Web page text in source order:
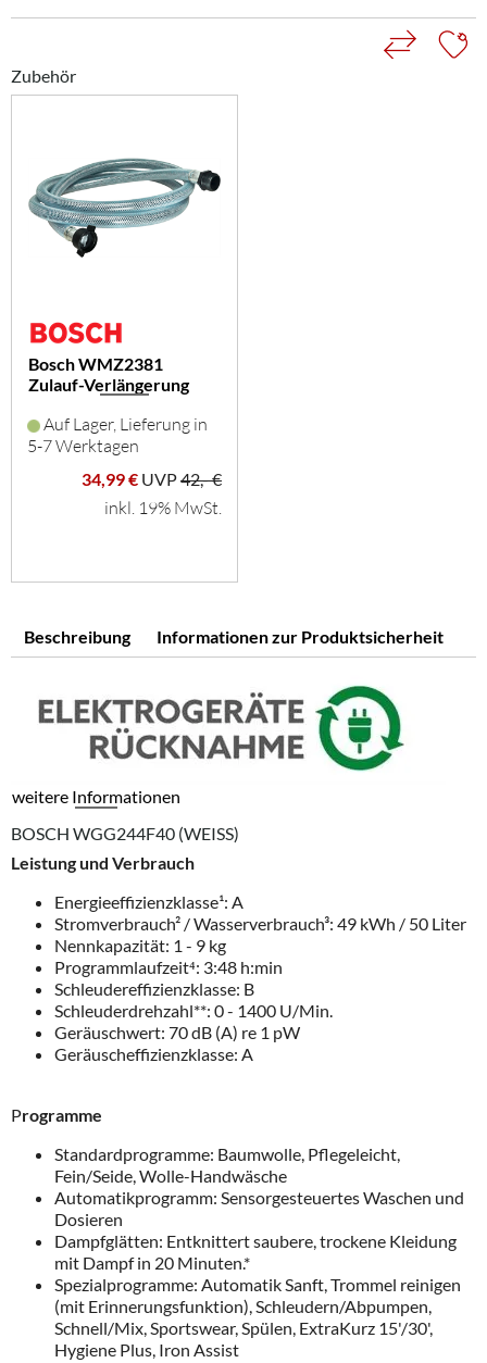
Zubehör
Bosch WMZ2381
Zulauf-Verlängerung
Auf Lager, Lieferung in
5-7 Werktagen
34,99 € UVP42,- €
inkl. 19% MwSt.
Beschreibung Informationen zur Produktsicherheit
weitere Informationen
BOSCH WGG244F40 (WEISS)
Leistung und Verbrauch
Energieeffizienzklasse¹: A
Stromverbrauch² / Wasserverbrauch³: 49 kWh / 50 Liter
Nennkapazität: 1 - 9 kg
Programmlaufzeit⁴: 3:48 h:min
Schleudereffizienzklasse: B
Schleuderdrehzahl**: 0 - 1400 U/Min.
Geräuschwert: 70 dB (A) re 1 pW
Geräuscheffizienzklasse: A
Programme
Standardprogramme: Baumwolle, Pflegeleicht,
Fein/Seide, Wolle-Handwäsche
Automatikprogramm: Sensorgesteuertes Waschen und
Dosieren
Dampfglätten: Entknittert saubere, trockene Kleidung
mit Dampf in 20 Minuten.*
Spezialprogramme: Automatik Sanft, Trommel reinigen
(mit Erinnerungsfunktion), Schleudern/Abpumpen,
Schnell/Mix, Sportswear, Spülen, ExtraKurz 15'/30',
Hygiene Plus, Iron Assist